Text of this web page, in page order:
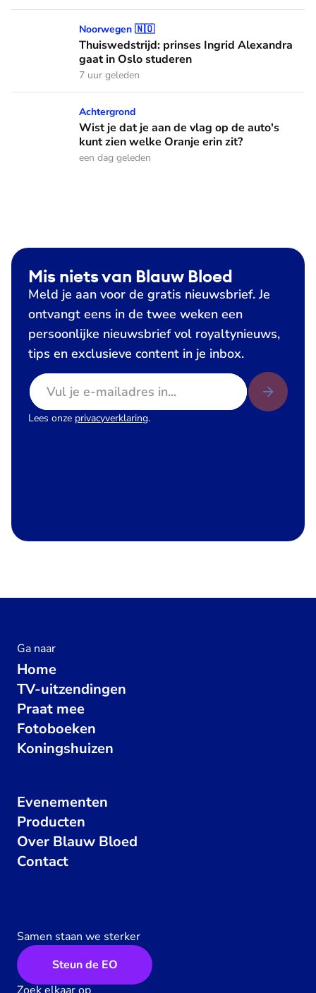
Thuiswedstrijd: prinses Ingrid Alexandra gaat in Oslo
Noorwegen 🇳🇴
Thuiswedstrijd: prinses Ingrid Alexandra
gaat in Oslo studeren
7 uur geleden
Wist je dat je aan de vlag op de auto's kunt zien welke
Achtergrond
Wist je dat je aan de vlag op de auto's
kunt zien welke Oranje erin zit?
een dag geleden
Mis niets van Blauw Bloed
Meld je aan voor de gratis nieuwsbrief. Je
ontvangt eens in de twee weken een
persoonlijke nieuwsbrief vol royaltynieuws,
tips en exclusieve content in je inbox.
E-mailadres
Lees onze privacyverklaring.
Ga naar
Home
TV-uitzendingen
Praat mee
Fotoboeken
Koningshuizen
Evenementen
Producten
Over Blauw Bloed
Contact
Samen staan we sterker
Steun de EO